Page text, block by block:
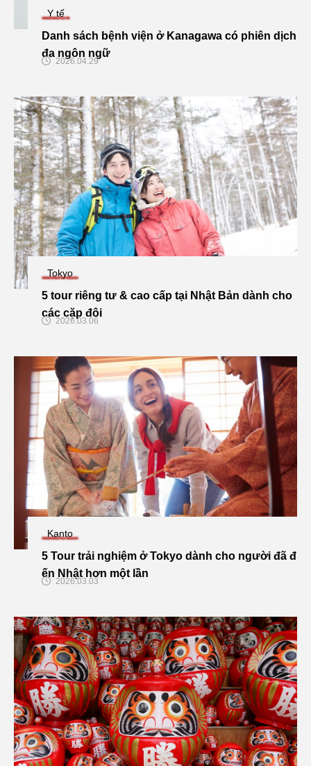
Y tế
Danh sách bệnh viện ở Kanagawa có phiên dịch
đa ngôn ngữ
2026.04.29
Tokyo
5 tour riêng tư & cao cấp tại Nhật Bản dành cho
các cặp đôi
2026.03.06
Kanto
5 Tour trải nghiệm ở Tokyo dành cho người đã đ
ến Nhật hơn một lần
2026.03.03